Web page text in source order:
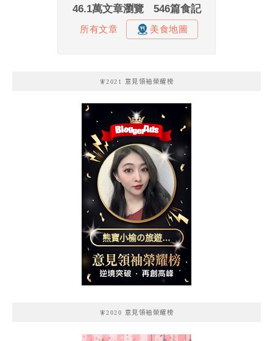
🧚2021 意見領袖榮耀榜
熊寶小榆の旅遊日
記
🧚2020 意見領袖榮耀榜